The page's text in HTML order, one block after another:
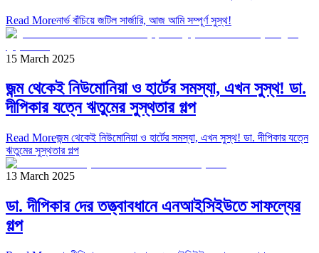
Read Moreনার্ভ বাঁচিয়ে জটিল সার্জারি, আজ আমি সম্পূর্ণ সুস্থ!
15 March 2025
জন্ম থেকেই নিউমোনিয়া ও হার্টের সমস্যা, এখন সুস্থ! ডা.
দীপিকার যত্নে ঋতুমের সুস্থতার গল্প
Read Moreজন্ম থেকেই নিউমোনিয়া ও হার্টের সমস্যা, এখন সুস্থ! ডা. দীপিকার যত্নে
ঋতুমের সুস্থতার গল্প
13 March 2025
ডা. দীপিকার দের তত্ত্বাবধানে এনআইসিইউতে সাফল্যের
গল্প